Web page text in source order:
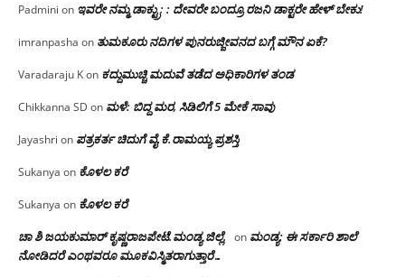
Padmini on ಇವರೇ ನಮ್ಮ ಡಾಕ್ಟ್ರು; : ದೇವರೇ ಬಂದ್ರೂ ರಜನಿ ಡಾಕ್ಟರೇ ಹೇಳ್ ಬೇಕು!
imranpasha on ತುಮಕೂರು ನದಿಗಳ ಪುನರುಜ್ಜೀವನದ ಬಗ್ಗೆ ಮೌನ ಏಕೆ?
Varadaraju Kon ಕದ್ದುಮುಚ್ಚಿ ಮದುವೆ ತಡೆದ ಅಧಿಕಾರಿಗಳ ತಂಡ
Chikkanna SD on ಮಳೆ: ಬಿದ್ದ ಮರ, ಸಿಡಿಲಿಗೆ 5 ಮೇಕೆ ಸಾವು
Jayashri on ಪತ್ರಕರ್ತ ಚಿದುಗೆ ವೈ.ಕೆ.ರಾಮಯ್ಯ ಪ್ರಶಸ್ತಿ
Sukanya on ಕೊಳಲ ಕರೆ
Sukanya on ಕೊಳಲ ಕರೆ
ಚಾ ಶಿ ಜಯಕುಮಾರ್ ಕೃಷ್ಣರಾಜಪೇಟೆ.ಮಂಡ್ಯ ಜಿಲ್ಲೆ. on ಮಂಡ್ಯ: ಈ ಸರ್ಕಾರಿ ಶಾಲೆ
ನೋಡಿದರೆ ಎಂಥವರೂ ಮೂಕವಿಸ್ಮಿತರಾಗುತ್ತಾರೆ…